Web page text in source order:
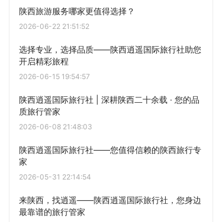
陕西旅游服务哪家更值得选择？
2026-06-22 21:51:52
选择专业，选择品质——陕西逍遥国际旅行社助您
开启精彩旅程
2026-06-15 19:54:57
陕西逍遥国际旅行社 | 深耕陕西二十余载 · 您的品
质旅行管家
2026-06-08 21:48:03
陕西逍遥国际旅行社——您值得信赖的陕西旅行专
家
2026-05-31 22:14:54
来陕西，找逍遥——陕西逍遥国际旅行社，您身边
最靠谱的旅行管家